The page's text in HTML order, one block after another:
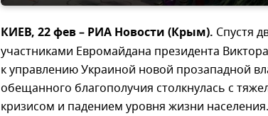
КИЕВ, 22 фев – РИА Новости (Крым). Спустя
участниками Евромайдана президента
к управлению Украиной новой прозападной
обещанного благополучия столкнулась с
кризисом и падением уровня жизни населения.